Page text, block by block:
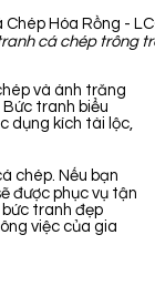
cá chép trông
và ánh trăng
tranh biểu
dụng kích tài lộc,
chép. Nếu bạn
được phục vụ tận
tranh đẹp
việc của gia